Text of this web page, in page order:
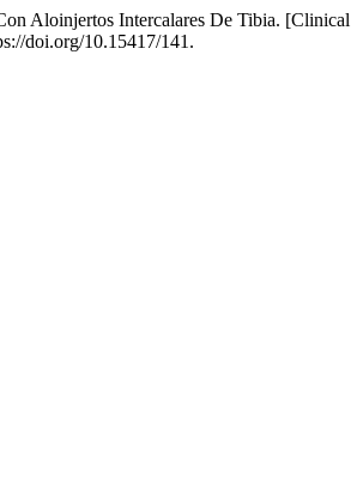
Aloinjertos Intercalares De Tibia. [Clinical
doi.org/10.15417/141.